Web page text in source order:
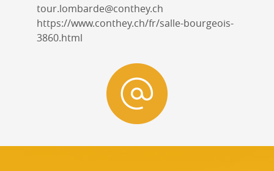
tour.lombarde@conthey.ch
https://www.conthey.ch/fr/salle-bourgeois-
3860.html